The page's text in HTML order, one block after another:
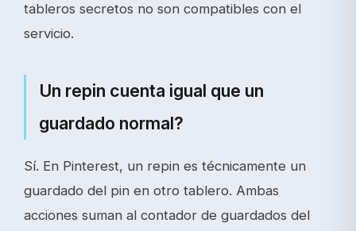
tableros secretos no son compatibles con el
servicio.
Un repin cuenta igual que un
guardado normal?
Sí. En Pinterest, un repin es técnicamente un
guardado del pin en otro tablero. Ambas
acciones suman al contador de guardados del